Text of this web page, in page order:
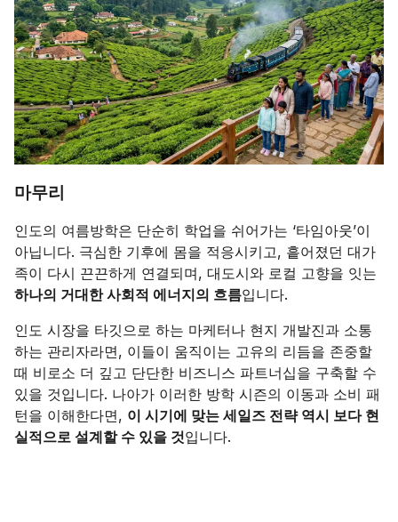
마무리
인도의 여름방학은 단순히 학업을 쉬어가는 ‘타임아웃’이
아닙니다. 극심한 기후에 몸을 적응시키고, 흩어졌던 대가
족이 다시 끈끈하게 연결되며, 대도시와 로컬 고향을 잇는
하나의 거대한 사회적 에너지의 흐름입니다.
인도 시장을 타깃으로 하는 마케터나 현지 개발진과 소통
하는 관리자라면, 이들이 움직이는 고유의 리듬을 존중할
때 비로소 더 깊고 단단한 비즈니스 파트너십을 구축할 수
있을 것입니다. 나아가 이러한 방학 시즌의 이동과 소비 패
턴을 이해한다면, 이 시기에 맞는 세일즈 전략 역시 보다 현
실적으로 설계할 수 있을 것입니다.